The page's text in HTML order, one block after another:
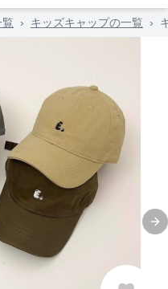
› キッズキャップの一覧 ›